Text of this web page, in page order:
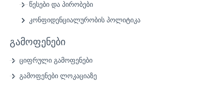
წესები და პირობები
კონფიდენციალურობის პოლიტიკა
გამოფენები
ციფრული გამოფენები
გამოფენები ლოკაციაზე